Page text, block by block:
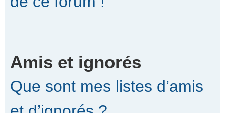
Amis et ignorés
Que sont mes listes d’amis